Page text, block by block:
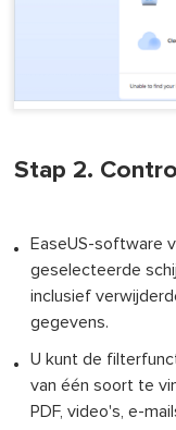
Stap 2.
EaseUS-software
geselecteerde
inclusief
gegevens.
U kunt de
van één soort te
PDF, video's, e-